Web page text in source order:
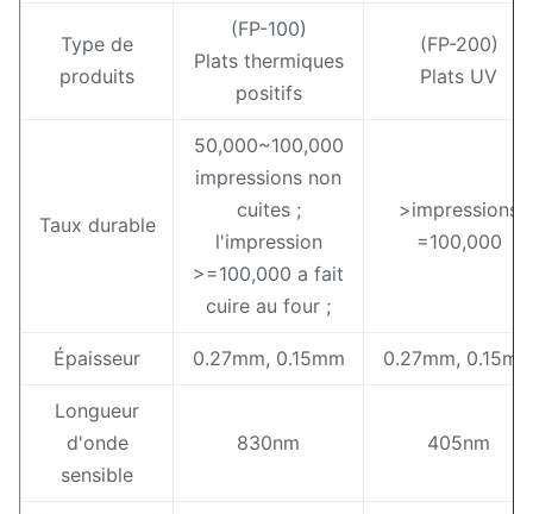
Type de
produits
(FP-100)
Plats thermiques
positifs
(FP-200)
Plats UV
Taux durable
50,000~100,000
impressions non
cuites ;
l'impression
>=100,000 a fait
cuire au four ;
>impressions
=100,000
Épaisseur 0.27mm, 0.15mm 0.27mm,
Longueur
d'onde
sensible
830nm 405nm